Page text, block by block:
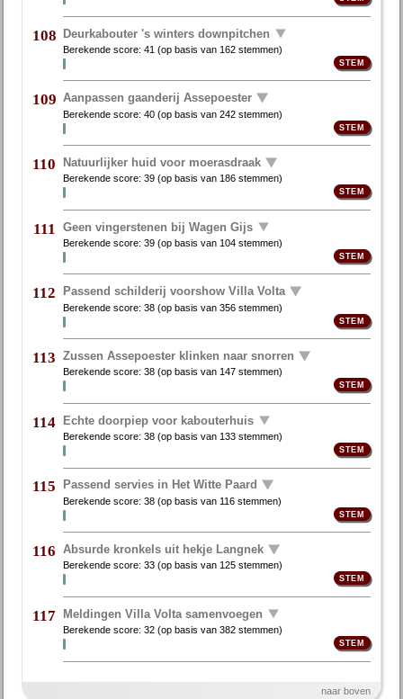
108 Deurkabouter 's winters downpitchen
Berekende score:41 (op basis van 162 stemmen)
109 Aanpassen gaanderij Assepoester
Berekende score:40 (op basis van242 stemmen)
110 Natuurlijker huid voor moerasdraak
Berekende score:39 (op basis van 186 stemmen)
111 Geen vingerstenen bij Wagen Gijs
Berekende score:39 (op basis van 104 stemmen)
112 Passend schilderij voorshow Villa Volta
Berekende score:38 (op basis van356 stemmen)
113 Zussen Assepoester klinken naar snorren
Berekende score:38 (op basis van 147 stemmen)
114 Echte doorpiep voor kabouterhuis
Berekende score:38 (op basis van 133 stemmen)
115 Passend servies in Het Witte Paard
Berekende score:38 (op basis van 116 stemmen)
116 Absurde kronkels uit hekje Langnek
Berekende score:33 (op basis van125 stemmen)
117 Meldingen Villa Volta samenvoegen
Berekende score:32 (op basis van382 stemmen)
naar boven